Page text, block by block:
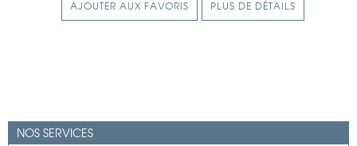
AJOUTER AUX FAVORIS PLUS DE DÉTAILS
NOS SERVICES